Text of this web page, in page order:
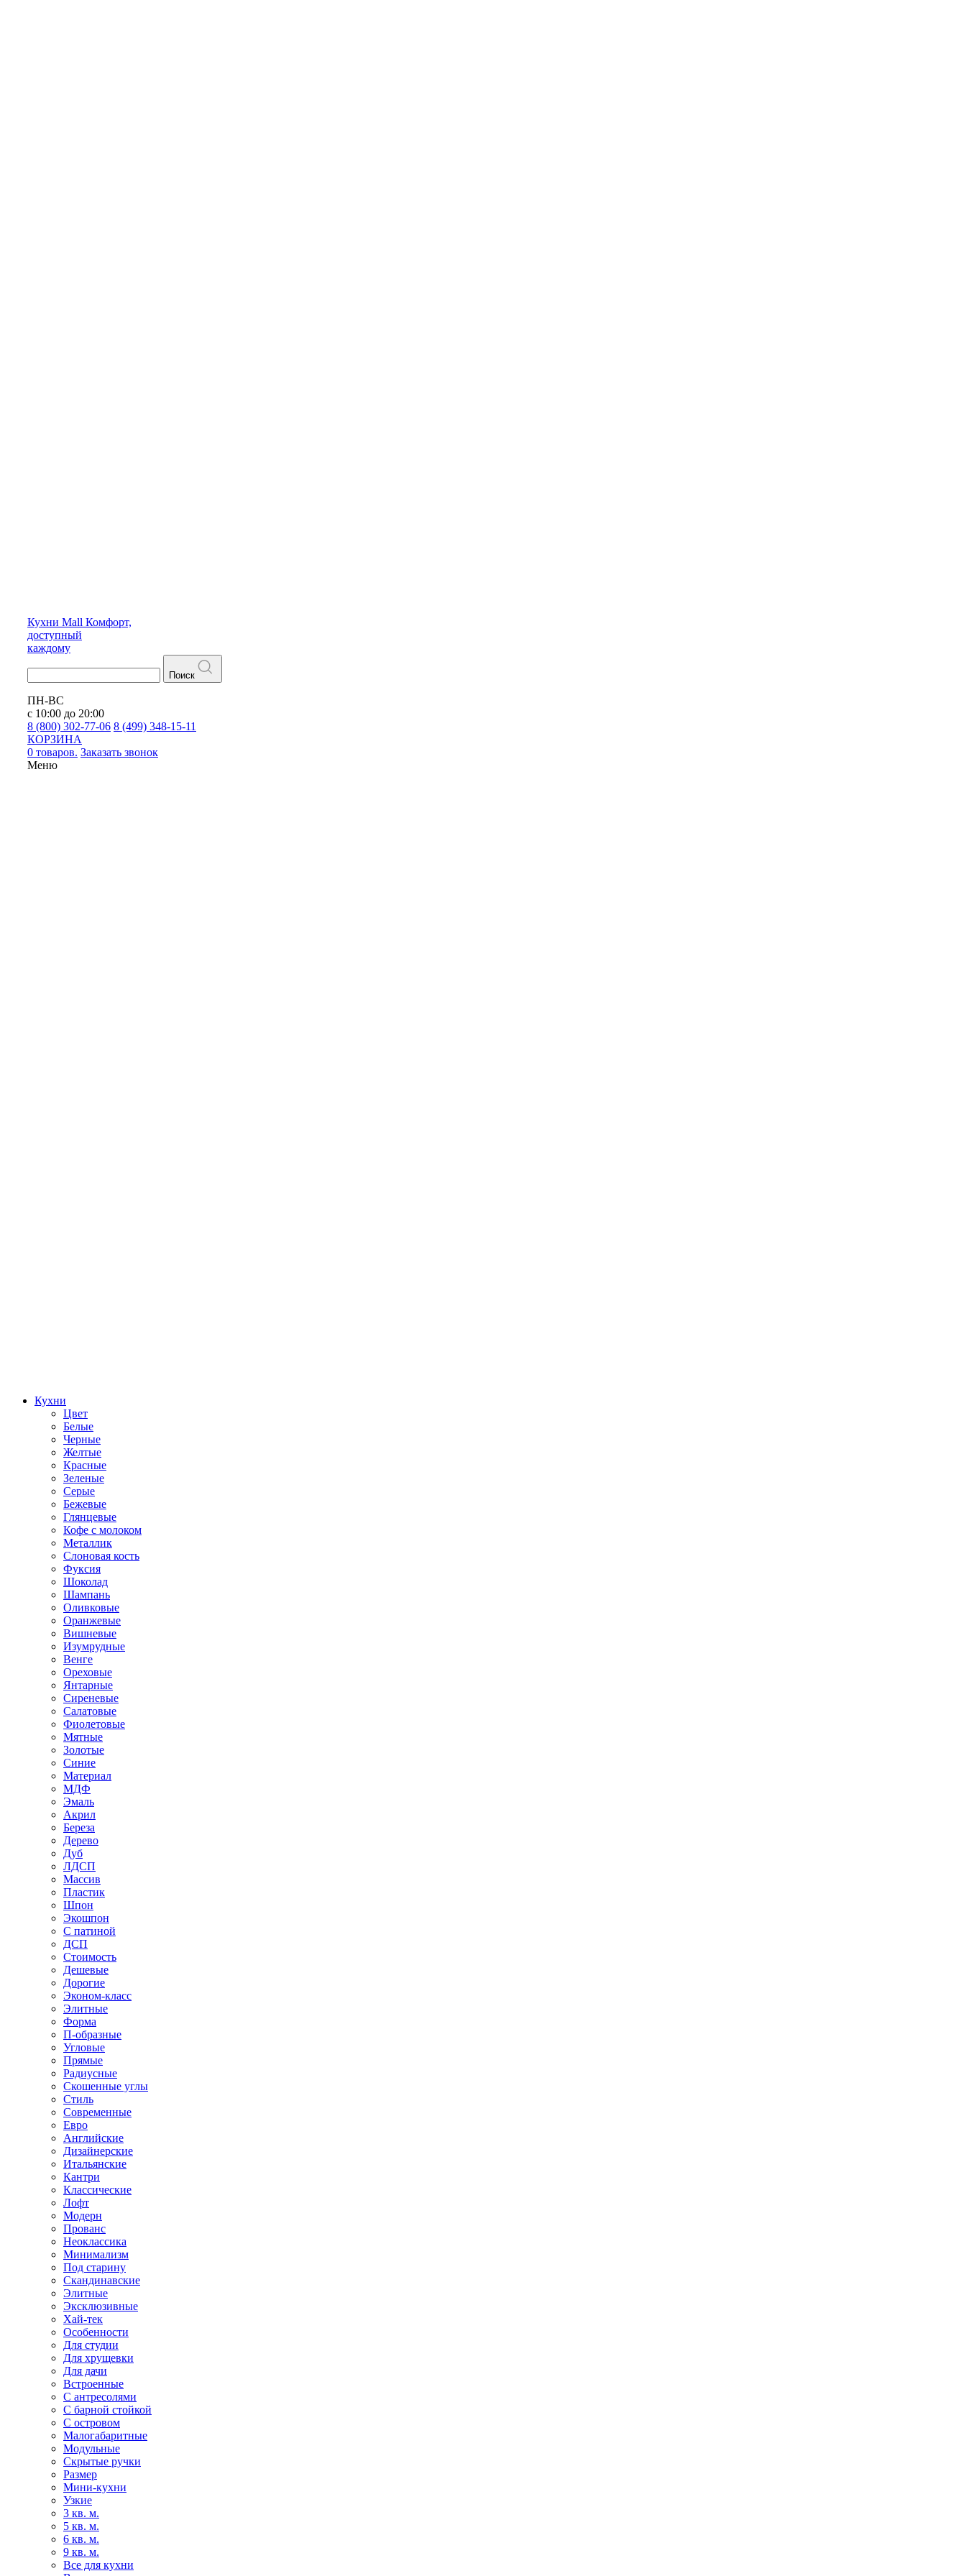
Кухни Mall Комфорт,
доступный
каждому
Поиск
ПН-ВС
с 10:00 до 20:00
8 (800) 302-77-06 8 (499) 348-15-11
КОРЗИНА
0 товаров. Заказать звонок
Меню
Кухни
Цвет
Белые
Черные
Желтые
Красные
Зеленые
Серые
Бежевые
Глянцевые
Кофе с молоком
Металлик
Слоновая кость
Фуксия
Шоколад
Шампань
Оливковые
Оранжевые
Вишневые
Изумрудные
Венге
Ореховые
Янтарные
Сиреневые
Салатовые
Фиолетовые
Мятные
Золотые
Синие
Материал
МДФ
Эмаль
Акрил
Береза
Дерево
Дуб
ЛДСП
Массив
Пластик
Шпон
Экошпон
С патиной
ДСП
Стоимость
Дешевые
Дорогие
Эконом-класс
Элитные
Форма
П-образные
Угловые
Прямые
Радиусные
Скошенные углы
Стиль
Современные
Евро
Английские
Дизайнерские
Итальянские
Кантри
Классические
Лофт
Модерн
Прованс
Неоклассика
Минимализм
Под старину
Скандинавские
Элитные
Эксклюзивные
Хай-тек
Особенности
Для студии
Для хрущевки
Для дачи
Встроенные
С антресолями
С барной стойкой
С островом
Малогабаритные
Модульные
Скрытые ручки
Размер
Мини-кухни
Узкие
3 кв. м.
5 кв. м.
6 кв. м.
9 кв. м.
Все для кухни